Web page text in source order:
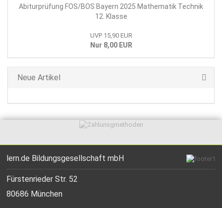
Abiturprüfung FOS/BOS Bayern 2025 Mathematik Technik
12. Klasse
UVP 15,90 EUR
Nur 8,00 EUR
Neue Artikel
lern.de Bildungsgesellschaft mbH
Fürstenrieder Str. 52
80686 München